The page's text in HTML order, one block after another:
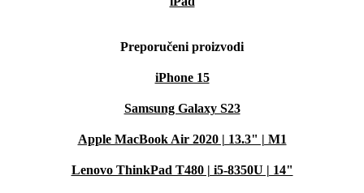
Preporučeni proizvodi
iPhone 15
Samsung Galaxy S23
Apple MacBook Air 2020 | 13.3" | M1
Lenovo ThinkPad T480 | i5-8350U | 14"